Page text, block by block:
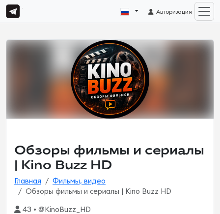
Авторизация
Обзоры фильмы и сериалы
| Kino Buzz HD
Главная
Фильмы, видео
Обзоры фильмы и сериалы | Kino Buzz HD
43 • @KinoBuzz_HD